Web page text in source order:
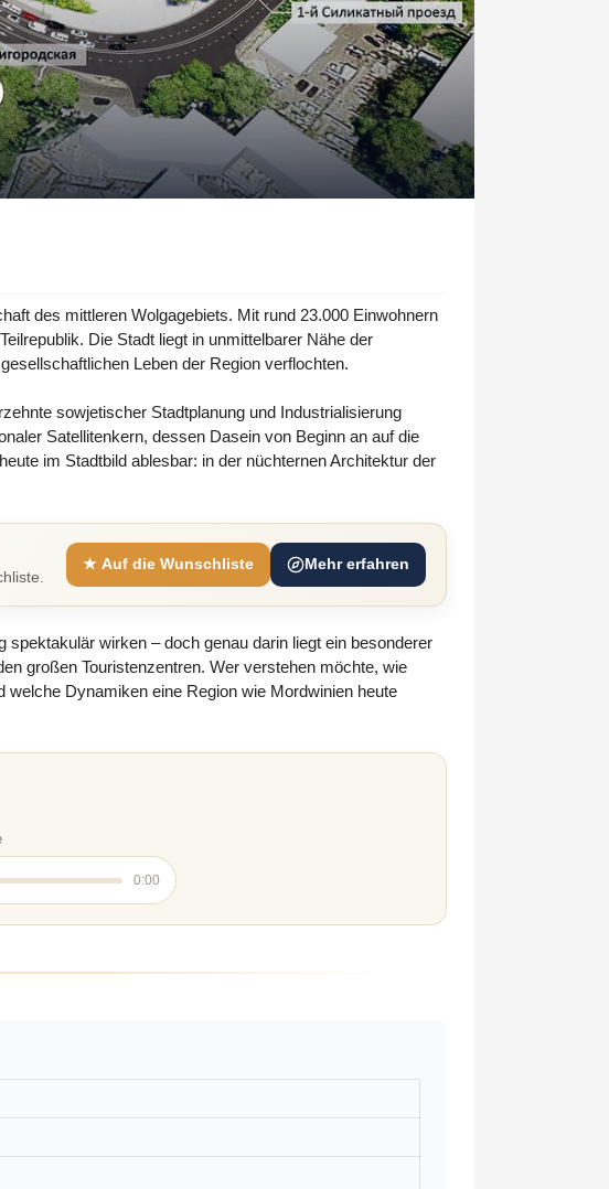
des mittleren Wolgagebiets. Mit rund 23.000 Einwohnern
Die Stadt liegt in unmittelbarer Nähe der
Leben der Region verflochten.
sowjetischer Stadtplanung und Industrialisierung
Satellitenkern, dessen Dasein von Beginn an auf die
im Stadtbild ablesbar: in der nüchternen Architektur der
★ Auf die Wunschliste Mehr erfahren
wirken – doch genau darin liegt ein besonderer
großen Touristenzentren. Wer verstehen möchte, wie
Dynamiken eine Region wie Mordwinien heute
0:00